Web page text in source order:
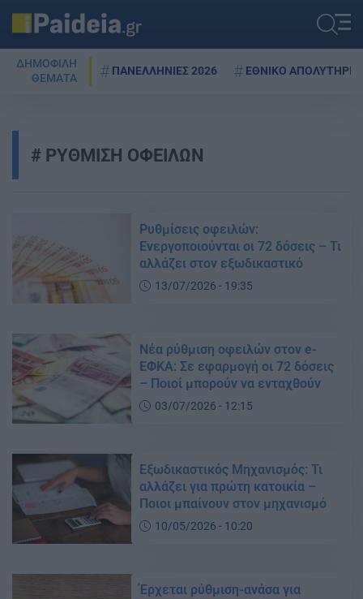
ΔΗΜΟΦΙΛΗ
ΘΕΜΑΤΑ
ΠΑΝΕΛΛΗΝΙΕΣ 2026 ΕΘΝΙΚΟ ΑΠΟΛΥΤΗΡΙΟ
ΡΥΘΜΙΣΗ ΟΦΕΙΛΩΝ
Ρυθμίσεις οφειλών:
Ενεργοποιούνται οι 72 δόσεις – Τι
αλλάζει στον εξωδικαστικό
13/07/2026 - 19:35
Νέα ρύθμιση οφειλών στον e-
ΕΦΚΑ: Σε εφαρμογή οι 72 δόσεις
– Ποιοί μπορούν να ενταχθούν
03/07/2026 - 12:15
Εξωδικαστικός Μηχανισμός: Τι
αλλάζει για πρώτη κατοικία –
Ποιοι μπαίνουν στον μηχανισμό
10/05/2026 - 10:20
Έρχεται ρύθμιση-ανάσα για